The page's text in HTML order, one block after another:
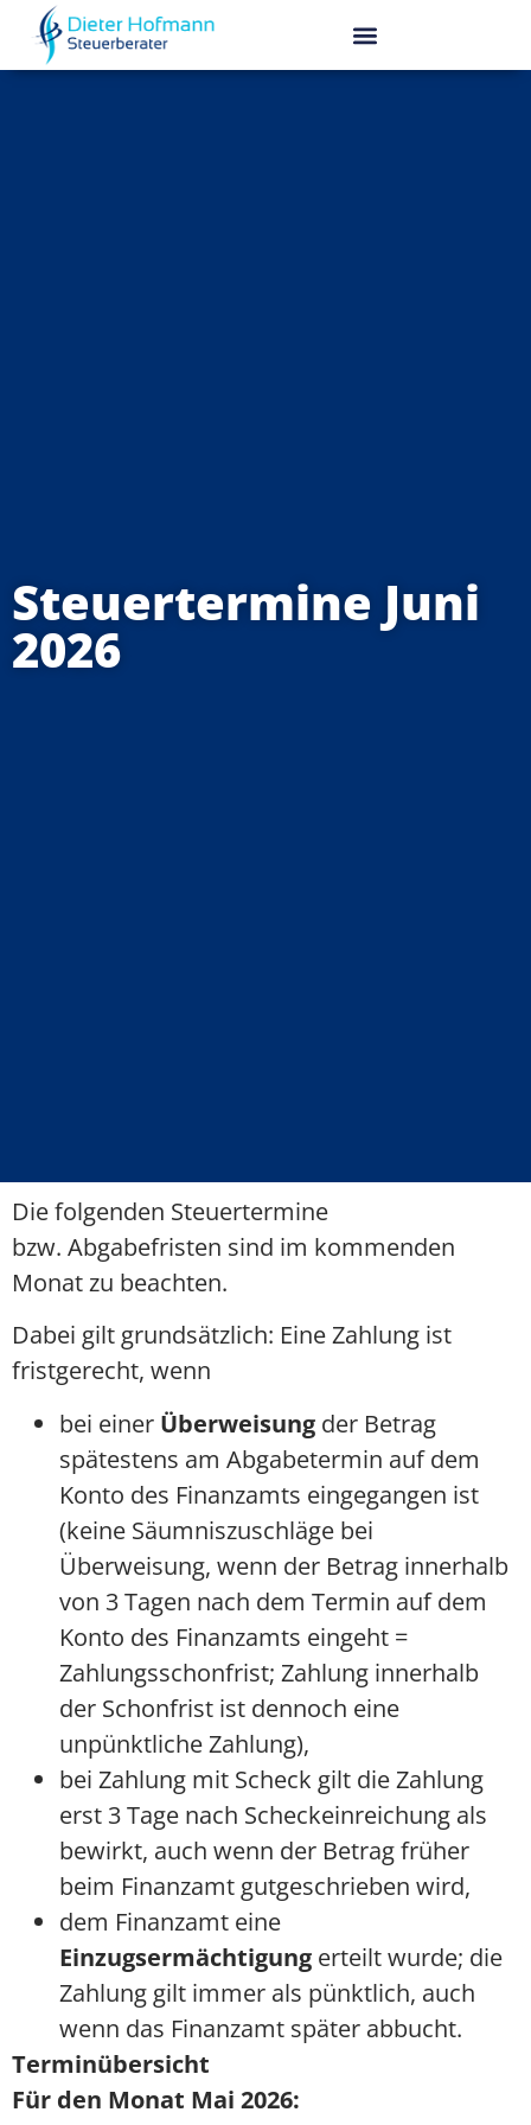
Steuertermine Juni
2026
Die folgenden Steuertermine
bzw. Abgabefristen sind im kommenden
Monat zu beachten.
Dabei gilt grundsätzlich: Eine Zahlung ist
fristgerecht, wenn
bei einer Überweisung der Betrag
spätestens am Abgabetermin auf dem
Konto des Finanzamts eingegangen ist
(keine Säumniszuschläge bei
Überweisung, wenn der Betrag innerhalb
von 3 Tagen nach dem Termin auf dem
Konto des Finanzamts eingeht =
Zahlungsschonfrist; Zahlung innerhalb
der Schonfrist ist dennoch eine
unpünktliche Zahlung),
bei Zahlung mit Scheck gilt die Zahlung
erst 3 Tage nach Scheckeinreichung als
bewirkt, auch wenn der Betrag früher
beim Finanzamt gutgeschrieben wird,
dem Finanzamt eine
Einzugsermächtigung erteilt wurde; die
Zahlung gilt immer als pünktlich, auch
wenn das Finanzamt später abbucht.
Terminübersicht
Für den Monat Mai 2026: